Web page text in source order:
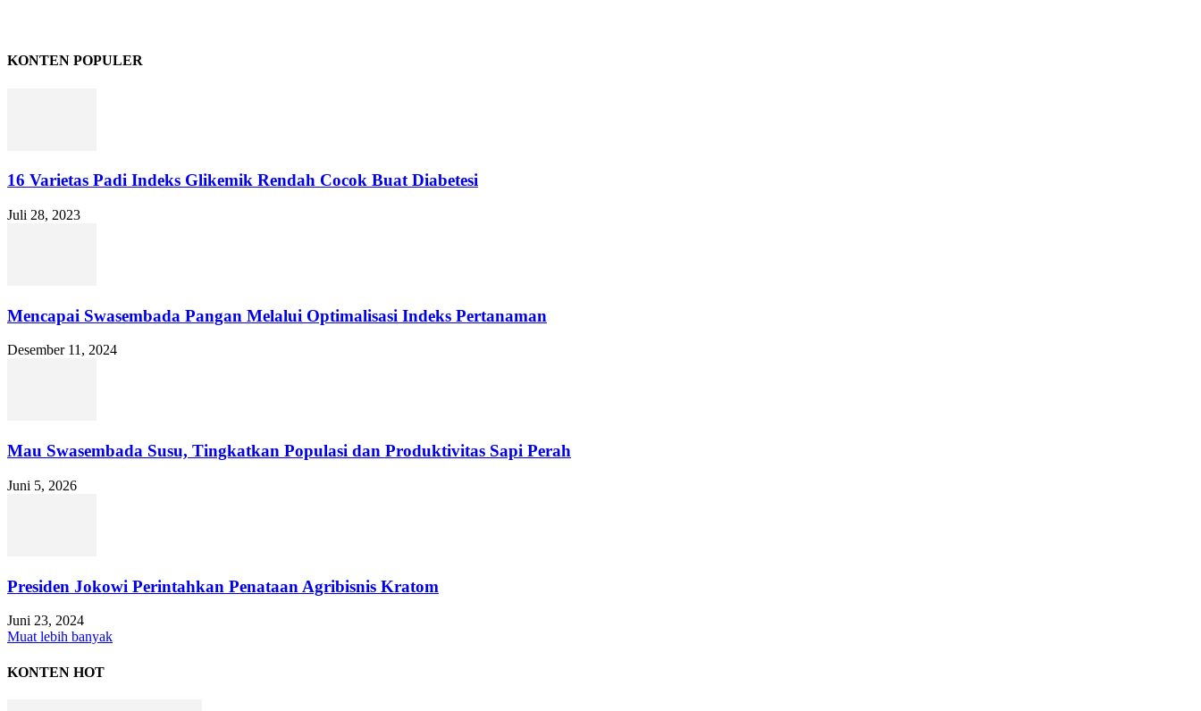
KONTEN POPULER
16 Varietas Padi Indeks Glikemik Rendah Cocok Buat Diabetesi
Juli 28, 2023
Mencapai Swasembada Pangan Melalui Optimalisasi Indeks Pertanaman
Desember 11, 2024
Mau Swasembada Susu, Tingkatkan Populasi dan Produktivitas Sapi Perah
Juni 5, 2026
Presiden Jokowi Perintahkan Penataan Agribisnis Kratom
Juni 23, 2024
Muat lebih banyak
KONTEN HOT